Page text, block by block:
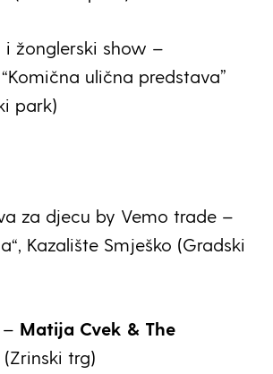
i žonglerski show –
“Komična ulična predstava”
park)
za djecu by Vemo trade –
Kazalište Smješko (Gradski
– Matija Cvek & The
(Zrinski trg)